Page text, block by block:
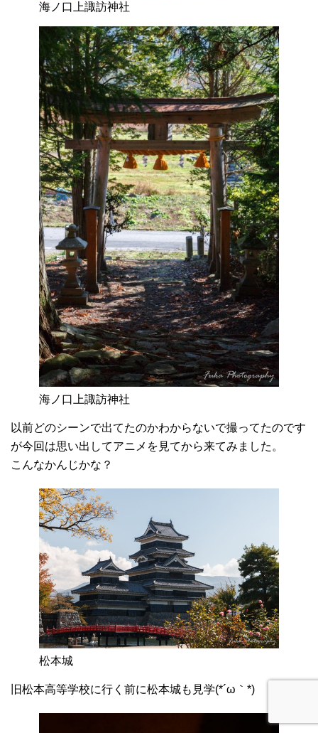
海ノ口上諏訪神社
海ノ口上諏訪神社
以前どのシーンで出てたのかわからないで撮ってたのです
が今回は思い出してアニメを見てから来てみました。
こんなかんじかな？
松本城
旧松本高等学校に行く前に松本城も見学(*´ω｀*)